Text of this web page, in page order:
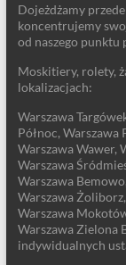
Dojeżdżamy
koncentrujemy
od naszego punktu
Moskitiery, rolety,
lokalizacjach:
Warszawa
Północ, Warszawa
Warszawa Wawer,
Warszawa
Warszawa
Warszawa
Warszawa
Warszawa Zielona
indywidualnych